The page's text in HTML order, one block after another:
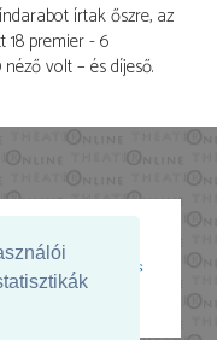
írtak őszre, az
premier - 6
volt – és díjeső.